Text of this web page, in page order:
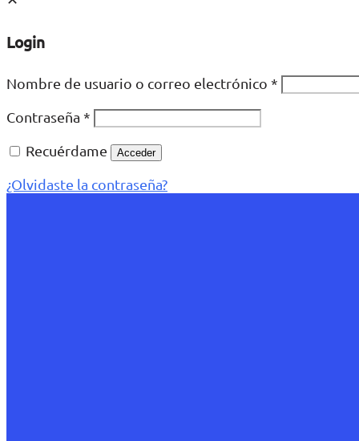
Login
Nombre de usuario o correo electrónico *
Contraseña *
Recuérdame
Acceder
¿Olvidaste la contraseña?